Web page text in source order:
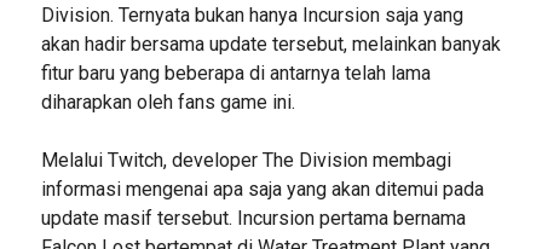
Division. Ternyata bukan hanya Incursion saja yang
akan hadir bersama update tersebut, melainkan banyak
fitur baru yang beberapa di antarnya telah lama
diharapkan oleh fans game ini.
Melalui Twitch, developer The Division membagi
informasi mengenai apa saja yang akan ditemui pada
update masif tersebut. Incursion pertama bernama